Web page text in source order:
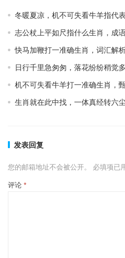
冬暖夏凉，机不可失看牛羊指代
志公杖上平如尺指什么生肖，成
快马加鞭打一准确生肖，词汇解
日行千里急匆匆，落花纷纷稍觉
机不可失看牛羊打一准确生肖，
生肖就在此中找，一体真经转六
发表回复
您的邮箱地址不会被公开。 必填项已
评论 *